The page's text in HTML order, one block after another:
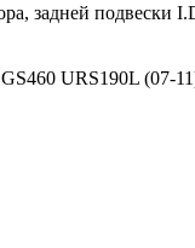
задней подвески
URS190L (07-